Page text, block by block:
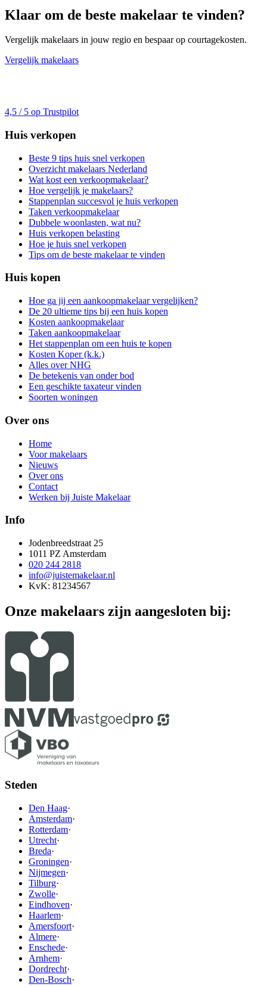
Klaar om de beste makelaar te vinden?
Vergelijk makelaars in jouw regio en bespaar op courtagekosten.
Vergelijk makelaars
4,5 / 5 op Trustpilot
Huis verkopen
Beste 9 tips huis snel verkopen
Overzicht makelaars Nederland
Wat kost een verkoopmakelaar?
Hoe vergelijk je makelaars?
Stappenplan succesvol je huis verkopen
Taken verkoopmakelaar
Dubbele woonlasten, wat nu?
Huis verkopen belasting
Hoe je huis snel verkopen
Tips om de beste makelaar te vinden
Huis kopen
Hoe ga jij een aankoopmakelaar vergelijken?
De 20 ultieme tips bij een huis kopen
Kosten aankoopmakelaar
Taken aankoopmakelaar
Het stappenplan om een huis te kopen
Kosten Koper (k.k.)
Alles over NHG
De betekenis van onder bod
Een geschikte taxateur vinden
Soorten woningen
Over ons
Home
Voor makelaars
Nieuws
Over ons
Contact
Werken bij Juiste Makelaar
Info
Jodenbreedstraat 25
1011 PZ Amsterdam
020 244 2818
info@juistemakelaar.nl
KvK: 81234567
Onze makelaars zijn aangesloten bij:
Steden
Den Haag·
Amsterdam·
Rotterdam·
Utrecht·
Breda·
Groningen·
Nijmegen·
Tilburg·
Zwolle·
Eindhoven·
Haarlem·
Amersfoort·
Almere·
Enschede·
Arnhem·
Dordrecht·
Den-Bosch·